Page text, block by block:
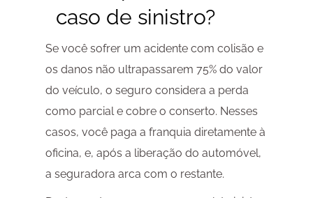
caso de sinistro?
Se você sofrer um acidente com colisão e
os danos não ultrapassarem 75% do valor
do veículo, o seguro considera a perda
como parcial e cobre o conserto. Nesses
casos, você paga a franquia diretamente à
oficina, e, após a liberação do automóvel,
a seguradora arca com o restante.